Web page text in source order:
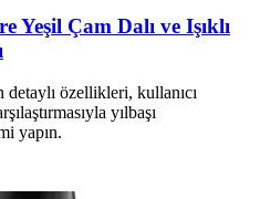
Çam Dalı ve Işıklı
özellikleri, kullanıcı
yılbaşı
yapın.